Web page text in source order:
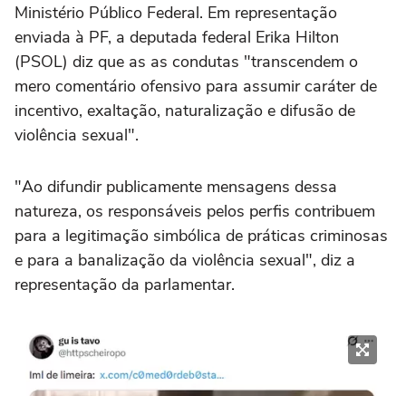
Ministério Público Federal. Em representação
enviada à PF, a deputada federal Erika Hilton
(PSOL) diz que as as condutas "transcendem o
mero comentário ofensivo para assumir caráter de
incentivo, exaltação, naturalização e difusão de
violência sexual".
"Ao difundir publicamente mensagens dessa
natureza, os responsáveis pelos perfis contribuem
para a legitimação simbólica de práticas criminosas
e para a banalização da violência sexual", diz a
representação da parlamentar.